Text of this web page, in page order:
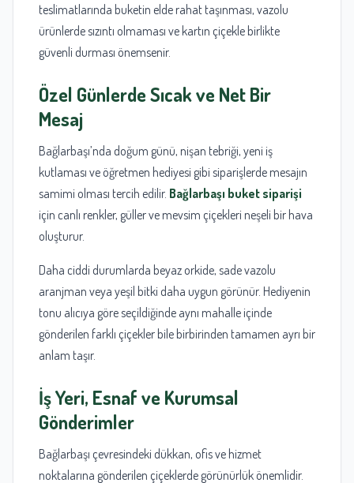
teslimatlarında buketin elde rahat taşınması, vazolu
ürünlerde sızıntı olmaması ve kartın çiçekle birlikte
güvenli durması önemsenir.
Özel Günlerde Sıcak ve Net Bir
Mesaj
Bağlarbaşı’nda doğum günü, nişan tebriği, yeni iş
kutlaması ve öğretmen hediyesi gibi siparişlerde mesajın
samimi olması tercih edilir. Bağlarbaşı buket siparişi
için canlı renkler, güller ve mevsim çiçekleri neşeli bir hava
oluşturur.
Daha ciddi durumlarda beyaz orkide, sade vazolu
aranjman veya yeşil bitki daha uygun görünür. Hediyenin
tonu alıcıya göre seçildiğinde aynı mahalle içinde
gönderilen farklı çiçekler bile birbirinden tamamen ayrı bir
anlam taşır.
İş Yeri, Esnaf ve Kurumsal
Gönderimler
Bağlarbaşı çevresindeki dükkan, ofis ve hizmet
noktalarına gönderilen çiçeklerde görünürlük önemlidir.